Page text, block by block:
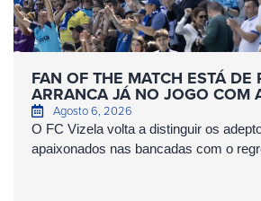
FAN OF THE MATCH ESTÁ DE
ARRANCA JÁ NO JOGO COM
Agosto 6, 2026
O FC Vizela volta a distinguir os
apaixonados nas bancadas com o